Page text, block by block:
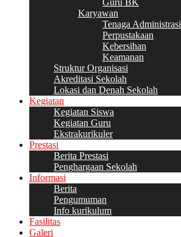
Guru BK
Karyawan
Tenaga Administrasi
Perpustakaan
Kebersihan
Keamanan
Struktur Organisasi
Akreditasi Sekolah
Lokasi dan Denah Sekolah
Kegiatan
Kegiatan Siswa
Kegiatan Guru
Ekstrakurikuler
Prestasi
Berita Prestasi
Penghargaan Sekolah
Informasi
Berita
Pengumuman
Info kurikulum
Fasilitas
Galeri